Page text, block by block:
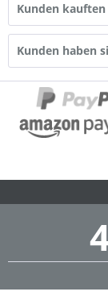
Kunden kauften
Kunden haben